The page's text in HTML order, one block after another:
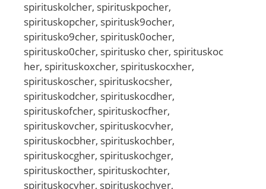
spirituskolcher, spirituskpocher,
spirituskopcher, spiritusk9ocher,
spiritusko9cher, spiritusk0ocher,
spiritusko0cher, spiritusko cher, spirituskoc
her, spirituskoxcher, spirituskocxher,
spirituskoscher, spirituskocsher,
spirituskodcher, spirituskocdher,
spirituskofcher, spirituskocfher,
spirituskovcher, spirituskocvher,
spirituskocbher, spirituskochber,
spirituskocgher, spirituskochger,
spirituskocther, spirituskochter,
spirituskocyher, spirituskochyer,